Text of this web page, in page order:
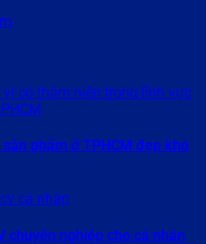
phẩm ở TPHCM đẹp khó
chuyên nghiệp cho cá nhân